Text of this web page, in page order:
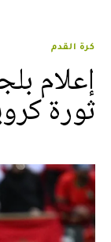
كرة القدم
إعلام
ثورة